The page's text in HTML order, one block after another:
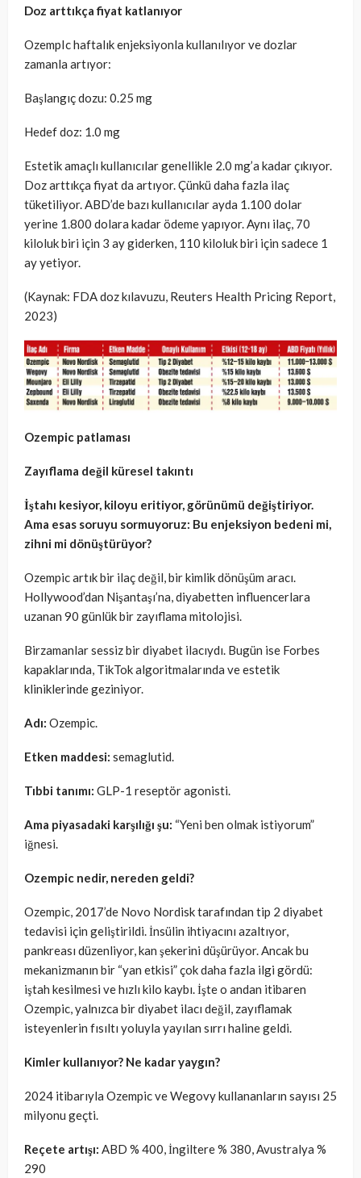
Doz arttıkça fiyat katlanıyor
OzempIc haftalık enjeksiyonla kullanılıyor ve dozlar
zamanla artıyor:
Başlangıç dozu: 0.25 mg
Hedef doz: 1.0 mg
Estetik amaçlı kullanıcılar genellikle 2.0 mg’a kadar çıkıyor.
Doz arttıkça fiyat da artıyor. Çünkü daha fazla ilaç
tüketiliyor. ABD’de bazı kullanıcılar ayda 1.100 dolar
yerine 1.800 dolara kadar ödeme yapıyor. Aynı ilaç, 70
kiloluk biri için 3 ay giderken, 110 kiloluk biri için sadece 1
ay yetiyor.
(Kaynak: FDA doz kılavuzu, Reuters Health Pricing Report,
2023)
Ozempic patlaması
Zayıflama değil küresel takıntı
İştahı kesiyor, kiloyu eritiyor, görünümü değiştiriyor.
Ama esas soruyu sormuyoruz: Bu enjeksiyon bedeni mi,
zihni mi dönüştürüyor?
Ozempic artık bir ilaç değil, bir kimlik dönüşüm aracı.
Hollywood’dan Nişantaşı’na, diyabetten influencerlara
uzanan 90 günlük bir zayıflama mitolojisi.
Birzamanlar sessiz bir diyabet ilacıydı. Bugün ise Forbes
kapaklarında, TikTok algoritmalarında ve estetik
kliniklerinde geziniyor.
Adı: Ozempic.
Etken maddesi: semaglutid.
Tıbbi tanımı: GLP-1 reseptör agonisti.
Ama piyasadaki karşılığı şu: “Yeni ben olmak istiyorum”
iğnesi.
Ozempic nedir, nereden geldi?
Ozempic, 2017’de Novo Nordisk tarafından tip 2 diyabet
tedavisi için geliştirildi. İnsülin ihtiyacını azaltıyor,
pankreası düzenliyor, kan şekerini düşürüyor. Ancak bu
mekanizmanın bir “yan etkisi” çok daha fazla ilgi gördü:
iştah kesilmesi ve hızlı kilo kaybı. İşte o andan itibaren
Ozempic, yalnızca bir diyabet ilacı değil, zayıflamak
isteyenlerin fısıltı yoluyla yayılan sırrı haline geldi.
Kimler kullanıyor? Ne kadar yaygın?
2024 itibarıyla Ozempic ve Wegovy kullananların sayısı 25
milyonu geçti.
Reçete artışı: ABD % 400, İngiltere % 380, Avustralya %
290